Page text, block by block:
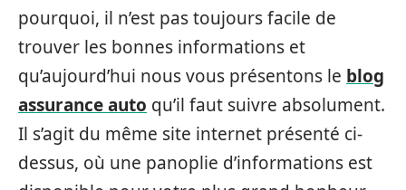
pourquoi, il n’est pas toujours facile de
trouver les bonnes informations et
qu’aujourd’hui nous vous présentons le blog
assurance auto qu’il faut suivre absolument.
Il s’agit du même site internet présenté ci-
dessus, où une panoplie d’informations est